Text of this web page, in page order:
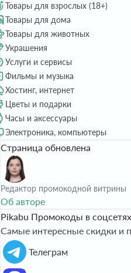
Товары для взрослых (18+)
Товары для дома
Товары для животных
Украшения
Услуги и сервисы
Фильмы и музыка
Хостинг, интернет
Цветы и подарки
Часы и аксессуары
Электроника, компьютеры
Страница обновлена
Редактор промокодной витрины
Об авторе
Pikabu Промокоды в
Самые интересные скидки и
Телеграм